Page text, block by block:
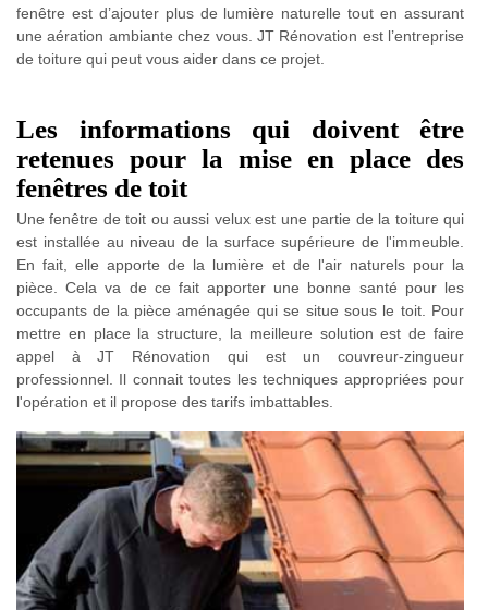
fenêtre est d’ajouter plus de lumière naturelle tout en assurant
une aération ambiante chez vous. JT Rénovation est l’entreprise
de toiture qui peut vous aider dans ce projet.
Les informations qui doivent être
retenues pour la mise en place des
fenêtres de toit
Une fenêtre de toit ou aussi velux est une partie de la toiture qui
est installée au niveau de la surface supérieure de l'immeuble.
En fait, elle apporte de la lumière et de l'air naturels pour la
pièce. Cela va de ce fait apporter une bonne santé pour les
occupants de la pièce aménagée qui se situe sous le toit. Pour
mettre en place la structure, la meilleure solution est de faire
appel à JT Rénovation qui est un couvreur-zingueur
professionnel. Il connait toutes les techniques appropriées pour
l'opération et il propose des tarifs imbattables.